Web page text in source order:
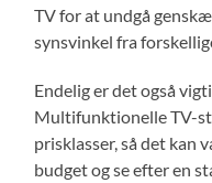
TV for at undgå
synsvinkel fra
Endelig er det også
Multifunktionelle TV-
prisklasser, så det kan
budget og se efter en